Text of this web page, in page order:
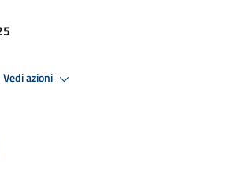
Vedi azioni